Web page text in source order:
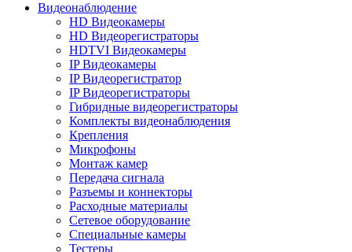
Видеонаблюдение
HD Видеокамеры
HD Видеорегистраторы
HDTVI Видеокамеры
IP Видеокамеры
IP Видеорегистратор
IP Видеорегистраторы
Гибридные видеорегистраторы
Комплекты видеонаблюдения
Крепления
Микрофоны
Монтаж камер
Передача сигнала
Разъемы и коннекторы
Расходные материалы
Сетевое оборудование
Специальные камеры
Тестеры